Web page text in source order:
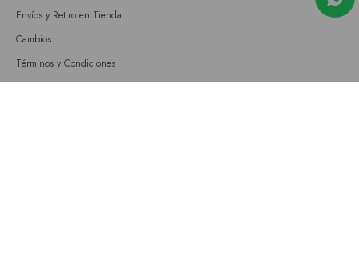
Envíos y Retiro en Tienda
Cambios
Términos y Condiciones